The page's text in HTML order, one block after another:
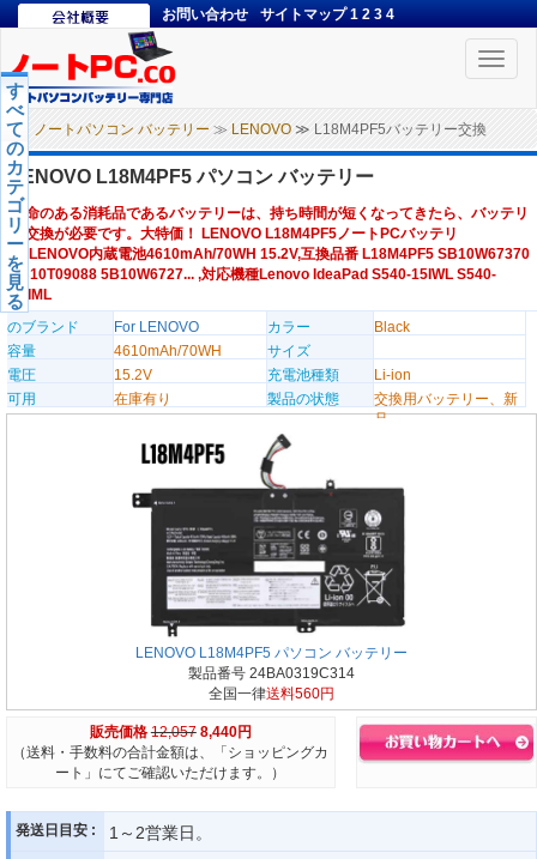
お問い合わせ サイトマップ 1 2 3 4
Toggle
ノートパソコン バッテリー ≫ LENOVO ≫ L18M4PF5バッテリー交換
す
べ
て
の
カ
テ
ゴ
リ
ー
を
見
る
LENOVO L18M4PF5 パソコン バッテリー
寿命のある消耗品であるバッテリーは、持ち時間が短くなってきたら、バッテリ
ー交換が必要です。大特価！ LENOVO L18M4PF5ノートPCバッテリ
ー,LENOVO内蔵電池4610mAh/70WH 15.2V,互換品番 L18M4PF5 SB10W67370
5B10T09088 5B10W6727... ,対応機種Lenovo IdeaPad S540-15IWL S540-
15IML
のブランド
For LENOVO カラー
Black
容量
4610mAh/70WH
サイズ
電圧
15.2V 充電池種類
Li-ion
可用
在庫有り 製品の状態
交換用バッテリー、新
品
LENOVO L18M4PF5 パソコン バッテリー
製品番号 24BA0319C314
全国一律送料560円
販売価格 12,057 8,440円
（送料・手数料の合計金額は、「ショッピングカ
ート」にてご確認いただけます。）
発送日目安 : 1～2営業日。